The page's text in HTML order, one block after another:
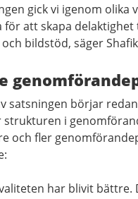
gick vi igenom olika
för att skapa delaktighet
bildstöd, säger
satsningen börjar
strukturen i
och fler
har blivit bättre.